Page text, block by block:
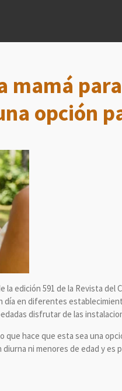
mamá
opción
la edición 591 de la Revista
día en diferentes
disfrutar de las
que hace que esta sea una
ni menores de edad y